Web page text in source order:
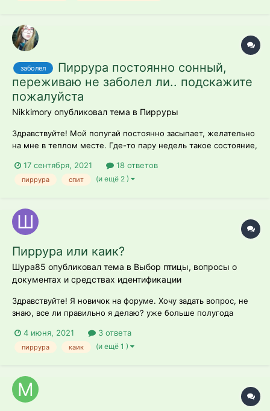
заболел
Пиррура постоянно сонный,
переживаю не заболел ли.. подскажите
пожалуйста
Nikkimory опубликовал тема в Пирруры
Здравствуйте! Мой попугай постоянно засыпает, желательно
на мне в теплом месте. Где-то пару недель такое состояние,
Постоянно летит ко мне и засыпает на мне. Хотя раньше лез
везде, баловался, все как нормальный попугай. Сейчас стоит
17 сентября, 2021 18 ответов
пиррура спит (и ещё 2 )
Пиррура или каик?
Шура85 опубликовал тема в Выбор птицы, вопросы о
документах и средствах идентификации
Здравствуйте! Я новичок на форуме. Хочу задать вопрос, не
знаю, все ли правильно я делаю? уже больше полугода
каик. Связывалась с заводчиками. в одном питомнике мне
сказали что выбирать между каком и пиррурой-это как
4 июня, 2021 3 ответа
пиррура каик (и ещё 1 )